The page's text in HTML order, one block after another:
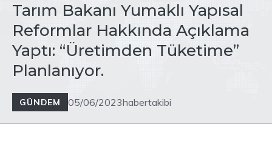
Tarım Bakanı Yumaklı Yapısal
Reformlar Hakkında Açıklama
Yaptı: “Üretimden Tüketime”
Planlanıyor.
GÜNDEM 05/06/2023habertakibi